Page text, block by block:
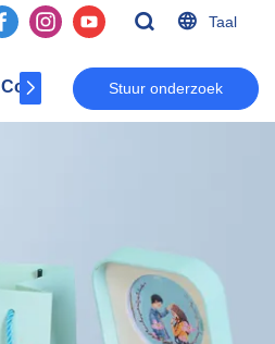
Taal
Contact Stuur onderzoek